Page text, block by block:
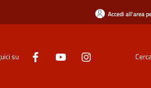
Accedi all'area
su